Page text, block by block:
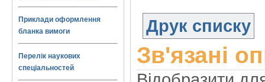
Приклади оформлення
бланка вимоги
Перелік наукових
спеціальностей
Друк списку
Зв'язані